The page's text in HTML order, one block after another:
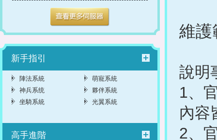
新手指引
陣法系統
萌寵系統
神兵系统
夥伴系統
坐騎系統
光翼系統
高手進階
維護
說明
1、
內容
2、